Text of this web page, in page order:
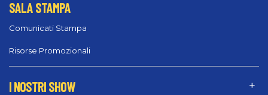
SALA STAMPA
Comunicati Stampa
Risorse Promozionali
I NOSTRI SHOW